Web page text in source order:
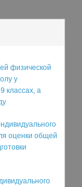
физической
у
классах, а
оценки общей